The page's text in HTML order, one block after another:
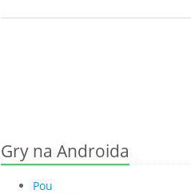
Gry na Androida
Pou